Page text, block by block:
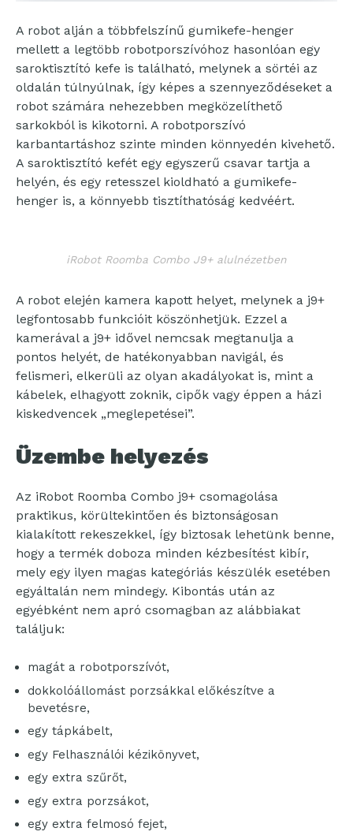
A robot alján a többfelszínű gumikefe-henger
mellett a legtöbb robotporszívóhoz hasonlóan egy
saroktisztító kefe is található, melynek a sörtéi az
oldalán túlnyúlnak, így képes a szennyeződéseket a
robot számára nehezebben megközelíthető
sarkokból is kikotorni. A robotporszívó
karbantartáshoz szinte minden könnyedén kivehető.
A saroktisztító kefét egy egyszerű csavar tartja a
helyén, és egy retesszel kioldható a gumikefe-
henger is, a könnyebb tisztíthatóság kedvéért.
iRobot Roomba Combo J9+ alulnézetben
A robot elején kamera kapott helyet, melynek a j9+
legfontosabb funkcióit köszönhetjük. Ezzel a
kamerával a j9+ idővel nemcsak megtanulja a
pontos helyét, de hatékonyabban navigál, és
felismeri, elkerüli az olyan akadályokat is, mint a
kábelek, elhagyott zoknik, cipők vagy éppen a házi
kiskedvencek „meglepetései”.
Üzembe helyezés
Az iRobot Roomba Combo j9+ csomagolása
praktikus, körültekintően és biztonságosan
kialakított rekeszekkel, így biztosak lehetünk benne,
hogy a termék doboza minden kézbesítést kibír,
mely egy ilyen magas kategóriás készülék esetében
egyáltalán nem mindegy. Kibontás után az
egyébként nem apró csomagban az alábbiakat
találjuk:
magát a robotporszívót,
dokkolóállomást porzsákkal előkészítve a
bevetésre,
egy tápkábelt,
egy Felhasználói kézikönyvet,
egy extra szűrőt,
egy extra porzsákot,
egy extra felmosó fejet,